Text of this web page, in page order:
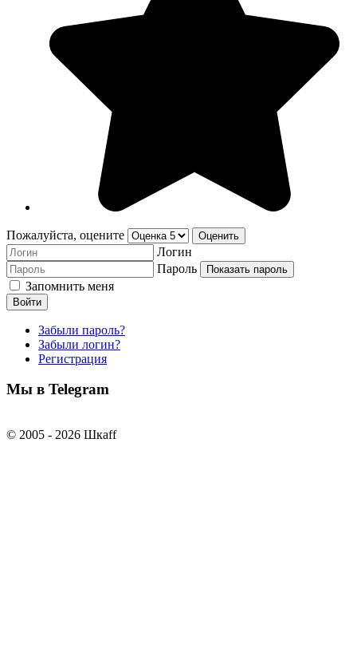
Пожалуйста, оцените
Логин
Пароль
Показать пароль
Запомнить меня
Войти
Забыли пароль?
Забыли логин?
Регистрация
Мы в Telegram
© 2005 - 2026 Шкаff